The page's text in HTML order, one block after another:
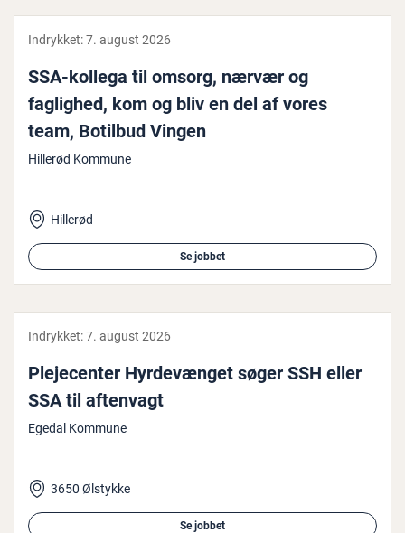
Indrykket:7. august 2026
SSA-kollega til omsorg, nærvær og
faglighed, kom og bliv en del af vores
team, Botilbud Vingen
Hillerød Kommune
Hillerød
Se jobbet
Indrykket:7. august 2026
Ple­je­cen­ter Hyr­de­væn­get søger SSH eller
SSA til aftenvagt
Egedal Kommune
3650 Ølstykke
Se jobbet